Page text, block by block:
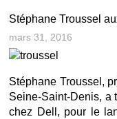
Stéphane Troussel
mars 31, 2016
Stéphane Troussel,
Seine-Saint-Denis, a
chez Dell, pour le